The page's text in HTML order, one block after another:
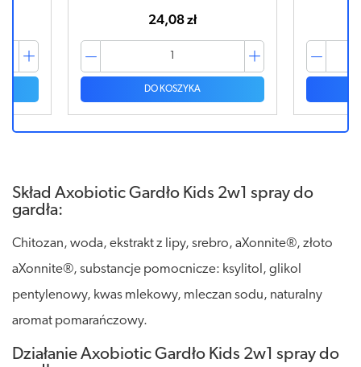
24,08 zł
DO KOSZYKA
Skład Axobiotic Gardło Kids 2w1 spray do
gardła:
Chitozan, woda, ekstrakt z lipy, srebro, aXonnite®, złoto
aXonnite®, substancje pomocnicze: ksylitol, glikol
pentylenowy, kwas mlekowy, mleczan sodu, naturalny
aromat pomarańczowy.
Działanie Axobiotic Gardło Kids 2w1 spray do